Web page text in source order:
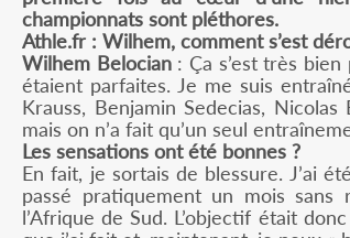
championnats sont pléthores.
Athle.fr : Wilhem, comment s’est
Wilhem Belocian: Ça s’est très
étaient parfaites. Je me suis
Krauss, Benjamin Sedecias,
mais on n’a fait qu’un seul
Les sensations ont été bonnes ?
En fait, je sortais de blessure. J’ai
passé pratiquement un mois sans
l’Afrique de Sud. L’objectif était